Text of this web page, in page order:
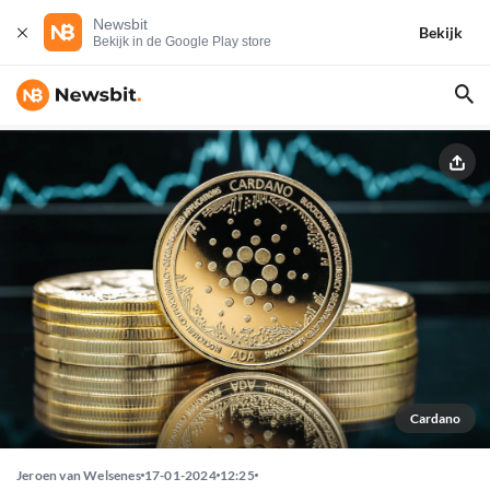
Newsbit
Bekijk in de Google Play store
Bekijk
Cardano
Jeroen van Welsenes 17-01-2024 12:25